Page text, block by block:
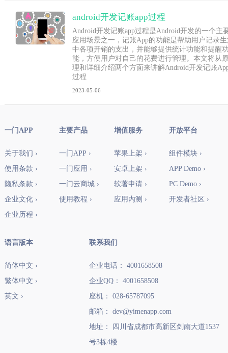
android开发记账app过程
Android开发记账app过程是Android开发的一个主
应用场景之一，记账App的功能是帮助用户记录
中各项开销的支出，并能够提供统计功能和提醒
能，方便用户对自己的花费进行管理。本文将从
理和详细介绍两个方面来讲解Android开发记账
过程
2023-05-06
一门APP
关于我们 ›
使用条款 ›
隐私条款 ›
企业文化 ›
企业历程 ›
主要产品
一门APP ›
一门应用 ›
一门云商城 ›
使用教程 ›
增值服务
苹果上架 ›
安卓上架 ›
软著申请 ›
应用内测 ›
开放平台
组件模块 ›
APP Demo ›
PC Demo ›
开发者社区 ›
语言版本
简体中文 ›
繁体中文 ›
英文 ›
联系我们
企业电话： 4001658508
企业QQ： 4001658508
座机： 028-65787095
邮箱： dev@yimenapp.com
地址： 四川省成都市高新区剑南大道1537
号3栋4楼